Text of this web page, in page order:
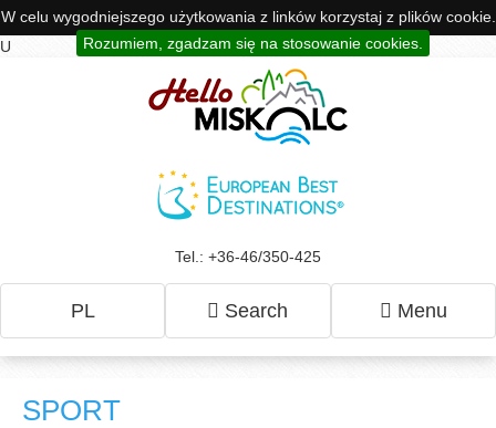
W celu wygodniejszego użytkowania z linków korzystaj z plików cookie.
Rozumiem, zgadzam się na stosowanie cookies.
U
Tel.: +36-46/350-425
PL Search Menu
SPORT